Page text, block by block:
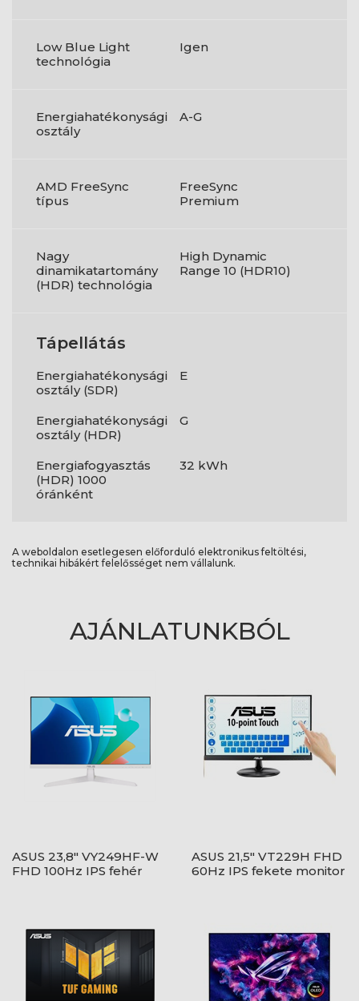
Low Blue Light
technológia
Igen
Energiahatékonysági
osztály
A-G
AMD FreeSync
típus
FreeSync
Premium
Nagy
dinamikatartomány
(HDR) technológia
High Dynamic
Range 10 (HDR10)
Tápellátás
Energiahatékonysági
osztály (SDR)
E
Energiahatékonysági
osztály (HDR)
G
Energiafogyasztás
(HDR) 1000
óránként
32 kWh
A weboldalon esetlegesen előforduló elektronikus feltöltési,
technikai hibákért felelősséget nem vállalunk.
AJÁNLATUNKBÓL
ASUS 23,8" VY249HF-W
FHD 100Hz IPS fehér
ASUS 21,5" VT229H FHD
60Hz IPS fekete monitor